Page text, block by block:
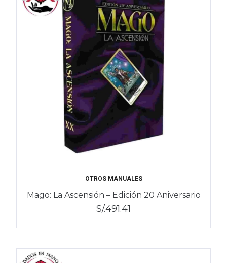
OTROS MANUALES
Mago: La Ascensión – Edición 20 Aniversario
S/.491.41